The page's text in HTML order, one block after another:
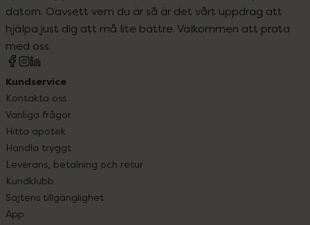
datorn. Oavsett vem du är så är det vårt uppdrag att
hjälpa just dig att må lite bättre. Välkommen att prata
med oss.
Kundservice
Kontakta oss
Vanliga frågor
Hitta apotek
Handla tryggt
Leverans, betalning och retur
Kundklubb
Sajtens tillgänglighet
App